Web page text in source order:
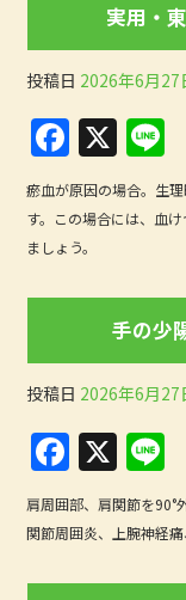
o
o
k
実用・
投稿日 2026年6月27
F
a
c
e
b
o
k
X
e
瘀血が原因の場合。生
す。この場合には、血
ましょう。
手の少
投稿日 2026年6月27
F
a
c
X
n
e
肩周囲部、肩関節を90°
関節周囲炎、上腕神経